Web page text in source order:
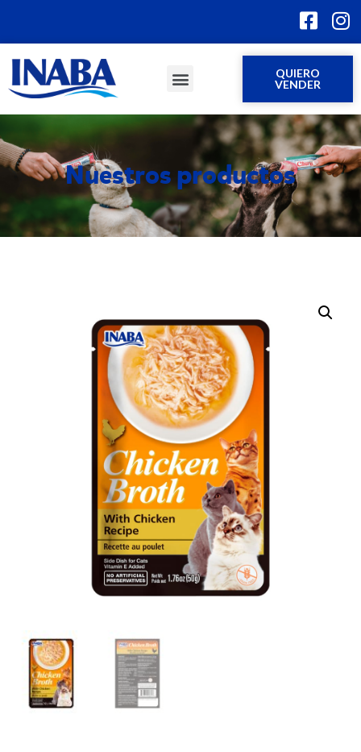
QUIERO
VENDER
Nuestros productos